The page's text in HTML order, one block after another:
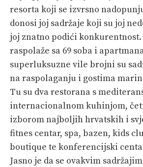
resorta koji se izvrsno
donosi joj sadržaje koji su joj
joj znatno podići
raspolaže sa 69 soba i
superluksuzne vile brojni su
na raspolaganju i gostima
Tu su dva restorana s
internacionalnom kuhinjom,
izborom najboljih hrvatskih i
fitnes centar, spa, bazen, kids
boutique te konferencijski
Jasno je da se ovakvim